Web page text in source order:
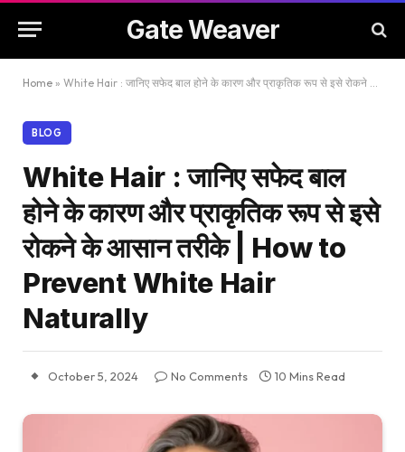
Gate Weaver
Home » White Hair : जानिए सफेद बाल होने के कारण और प्राकृतिक रूप से इसे रोकने के आसान तरीके | How to Prevent White Hair Naturally
BLOG
White Hair : जानिए सफेद बाल
होने के कारण और प्राकृतिक रूप से इसे
रोकने के आसान तरीके | How to
Prevent White Hair
Naturally
October 5, 2024 No Comments 10 Mins Read